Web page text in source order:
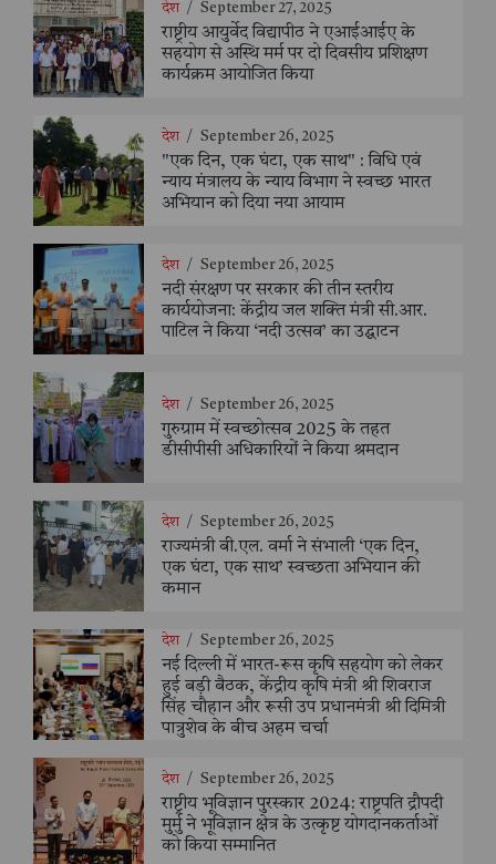
देश / September 27, 2025
राष्ट्रीय आयुर्वेद विद्यापीठ ने एआईआईए के
सहयोग से अस्थि मर्म पर दो दिवसीय प्रशिक्षण
कार्यक्रम आयोजित किया
देश / September 26, 2025
"एक दिन, एक घंटा, एक साथ" : विधि एवं
न्याय मंत्रालय के न्याय विभाग ने स्वच्छ भारत
अभियान को दिया नया आयाम
देश / September 26, 2025
नदी संरक्षण पर सरकार की तीन स्तरीय
कार्ययोजना: केंद्रीय जल शक्ति मंत्री सी.आर.
पाटिल ने किया ‘नदी उत्सव’ का उद्घाटन
देश / September 26, 2025
गुरुग्राम में स्वच्छोत्सव 2025 के तहत
डीसीपीसी अधिकारियों ने किया श्रमदान
देश / September 26, 2025
राज्यमंत्री बी.एल. वर्मा ने संभाली ‘एक दिन,
एक घंटा, एक साथ’ स्वच्छता अभियान की
कमान
देश / September 26, 2025
नई दिल्ली में भारत-रूस कृषि सहयोग को लेकर
हुई बड़ी बैठक, केंद्रीय कृषि मंत्री श्री शिवराज
सिंह चौहान और रूसी उप प्रधानमंत्री श्री दिमित्री
पात्रुशेव के बीच अहम चर्चा
देश / September 26, 2025
राष्ट्रीय भूविज्ञान पुरस्कार 2024: राष्ट्रपति द्रौपदी
मुर्मु ने भूविज्ञान क्षेत्र के उत्कृष्ट योगदानकर्ताओं
को किया सम्मानित